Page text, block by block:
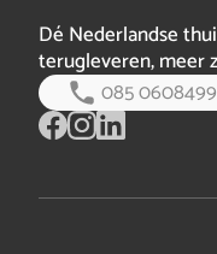
Dé Nederlandse
terugleveren, meer
085 0608499